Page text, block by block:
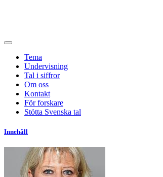
Tema
Undervisning
Tal i siffror
Om oss
Kontakt
För forskare
Stötta Svenska tal
Innehåll